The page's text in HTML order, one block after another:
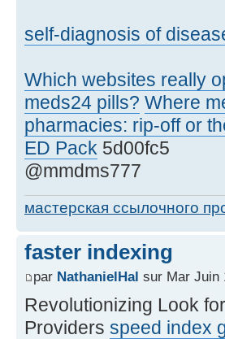
self-diagnosis of
Which websites really
meds24 pills? Where
pharmacies: rip-off or
ED Pack 5d00fc5
@mmdms777
мастерская ссылочного
faster indexing
par NathanielHal sur Mar Juin
Revolutionizing Look
Providers speed index